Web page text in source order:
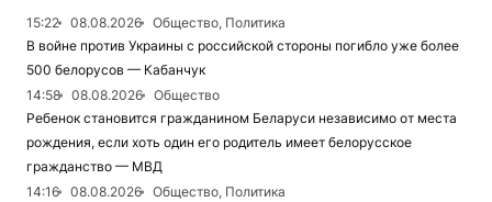
15:22 08.08.2026
Общество, Политика
В войне против Украины с российской стороны погибло уже более
500 белорусов — Кабанчук
14:58
08.08.2026
Общество
Ребенок становится гражданином Беларуси независимо от места
рождения, если хоть один его родитель имеет белорусское
гражданство — МВД
14:16
08.08.2026
Общество, Политика